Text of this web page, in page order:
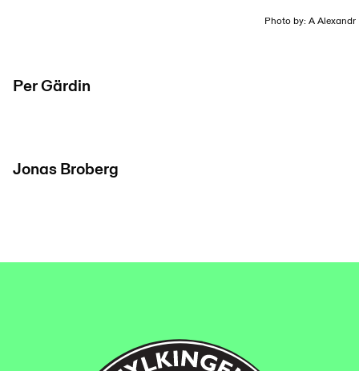
Photo by: A Alexandr
Per Gärdin
Jonas Broberg